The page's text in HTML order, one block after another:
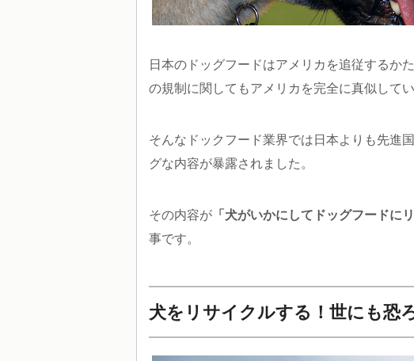
日本のドッグフードはアメリカを追従するか
の規制に関してもアメリカを完全に真似してい
そんなドックフード業界では日本よりも先進
グな内容が暴露されました。
その内容が 「犬がいかにしてドッグフードに
事です。
犬をリサイクルする！世にも恐